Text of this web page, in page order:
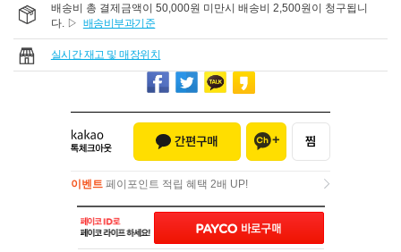
배송비 총 결제금액이 50,000원 미만시 배송비 2,500원이 청구됩니
다. ▷ 배송비부과기준
실시간 재고 및 매장위치
이벤트 페이포인트 적립 혜택 2배 UP!
이벤트페이포인트 적립 혜택 2배 UP!